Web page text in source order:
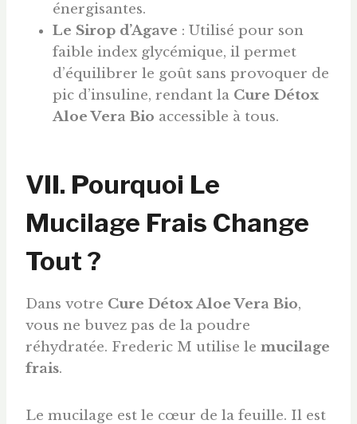
énergisantes.
Le Sirop d’Agave : Utilisé pour son
faible index glycémique, il permet
d’équilibrer le goût sans provoquer de
pic d’insuline, rendant la Cure Détox
Aloe Vera Bio accessible à tous.
VII. Pourquoi Le
Mucilage Frais Change
Tout ?
Dans votre Cure Détox Aloe Vera Bio,
vous ne buvez pas de la poudre
réhydratée. Frederic M utilise le mucilage
frais.
Le mucilage est le cœur de la feuille. Il est